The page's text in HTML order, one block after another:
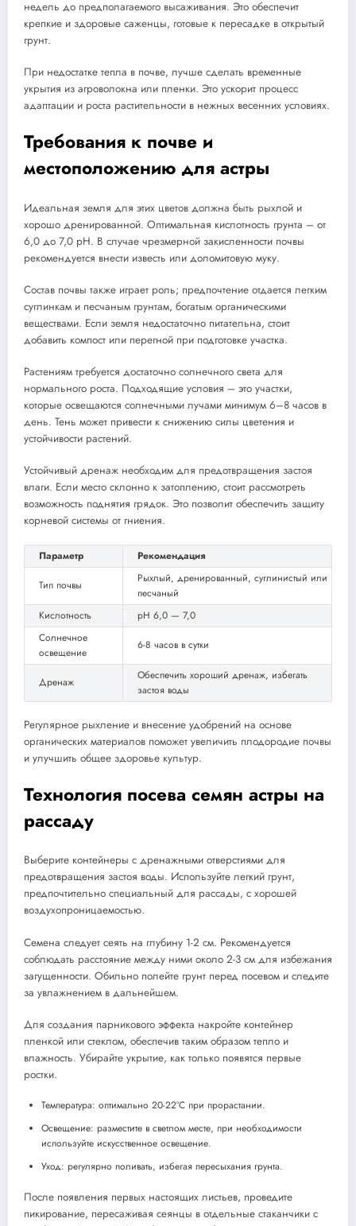
недель до предполагаемого высаживания. Это обеспечит
крепкие и здоровые саженцы, готовые к пересадке в открытый
грунт.
При недостатке тепла в почве, лучше сделать временные
укрытия из агроволокна или пленки. Это ускорит процесс
адаптации и роста растительности в нежных весенних условиях.
Требования к почве и
местоположению для астры
Идеальная земля для этих цветов должна быть рыхлой и
хорошо дренированной. Оптимальная кислотность грунта – от
6,0 до 7,0 pH. В случае чрезмерной закисленности почвы
рекомендуется внести известь или доломитовую муку.
Состав почвы также играет роль; предпочтение отдается легким
суглинкам и песчаным грунтам, богатым органическими
веществами. Если земля недостаточно питательна, стоит
добавить компост или перегной при подготовке участка.
Растениям требуется достаточно солнечного света для
нормального роста. Подходящие условия – это участки,
которые освещаются солнечными лучами минимум 6–8 часов в
день. Тень может привести к снижению силы цветения и
устойчивости растений.
Устойчивый дренаж необходим для предотвращения застоя
влаги. Если место склонно к затоплению, стоит рассмотреть
возможность поднятия грядок. Это позволит обеспечить защиту
корневой системы от гниения.
Параметр Рекомендация
Тип почвы
Рыхлый, дренированный, суглинистый или
песчаный
Кислотность
pH 6,0 — 7,0
Солнечное
освещение
6-8 часов в сутки
Дренаж
Обеспечить хороший дренаж, избегать
застоя воды
Регулярное рыхление и внесение удобрений на основе
органических материалов поможет увеличить плодородие почвы
и улучшить общее здоровье культур.
Технология посева семян астры на
рассаду
Выберите контейнеры с дренажными отверстиями для
предотвращения застоя воды. Используйте легкий грунт,
предпочтительно специальный для рассады, с хорошей
воздухопроницаемостью.
Семена следует сеять на глубину 1-2 см. Рекомендуется
соблюдать расстояние между ними около 2-3 см для избежания
загущенности. Обильно полейте грунт перед посевом и следите
за увлажнением в дальнейшем.
Для создания парникового эффекта накройте контейнер
пленкой или стеклом, обеспечив таким образом тепло и
влажность. Убирайте укрытие, как только появятся первые
ростки.
Температура: оптимально 20-22°C при прорастании.
Освещение: разместите в светлом месте, при необходимости
используйте искусственное освещение.
Уход: регулярно поливать, избегая пересыхания грунта.
После появления первых настоящих листьев, проведите
пикирование, пересаживая сеянцы в отдельные стаканчики с